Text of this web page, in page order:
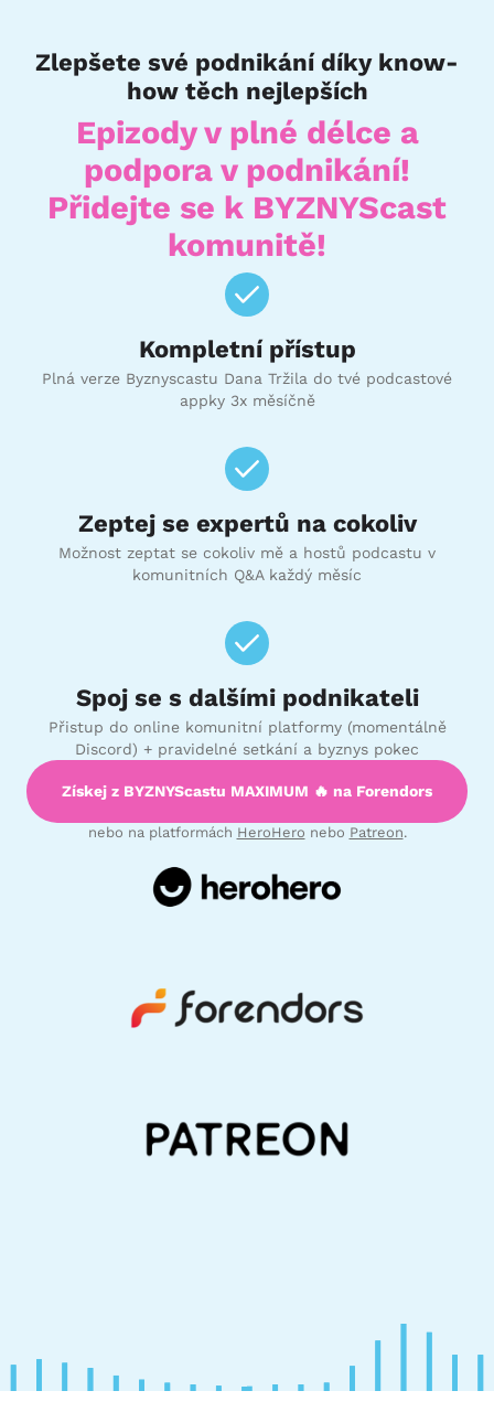
Zlepšete své podnikání díky know-
how těch nejlepších
Epizody v plné délce a
podpora v podnikání!
Přidejte se k BYZNYScast
komunitě!
Kompletní přístup
Plná verze Byznyscastu Dana Tržila do tvé podcastové
appky 3x měsíčně
Zeptej se expertů na cokoliv
Možnost zeptat se cokoliv mě a hostů podcastu v
komunitních Q&A každý měsíc
Spoj se s dalšími podnikateli
Přistup do online komunitní platformy (momentálně
Discord) + pravidelné setkání a byznys pokec
Získej z BYZNYScastu MAXIMUM 🔥 na Forendors
nebo na platformách HeroHero nebo Patreon.